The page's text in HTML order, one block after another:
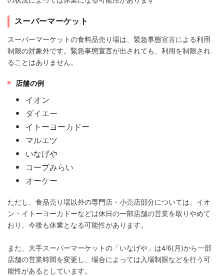
スーパーマーケット
スーパーマーケットの食料品売り場は、緊急事態宣言による利用
制限の対象外です。緊急事態宣言が出されても、利用を制限され
ることはありません。
店舗の例
イオン
ダイエー
イトーヨーカドー
マルエツ
いなげや
コープみらい
オーケー
ただし、食品売り場以外の専門店・小売店部分については、イオ
ン・イトーヨーカドーなどは休日の一部店舗の営業を取りやめて
おり、今後も休業となる可能性があります。
また、大手スーパーマーケットの「いなげや」は4/6(月)から一部
店舗の営業時間を変更し、場合によっては入場制限などを行う可
能性があるとしています。